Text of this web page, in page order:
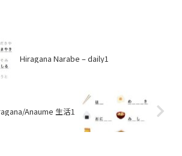
Hiragana Narabe – daily1
Anaume 生活1